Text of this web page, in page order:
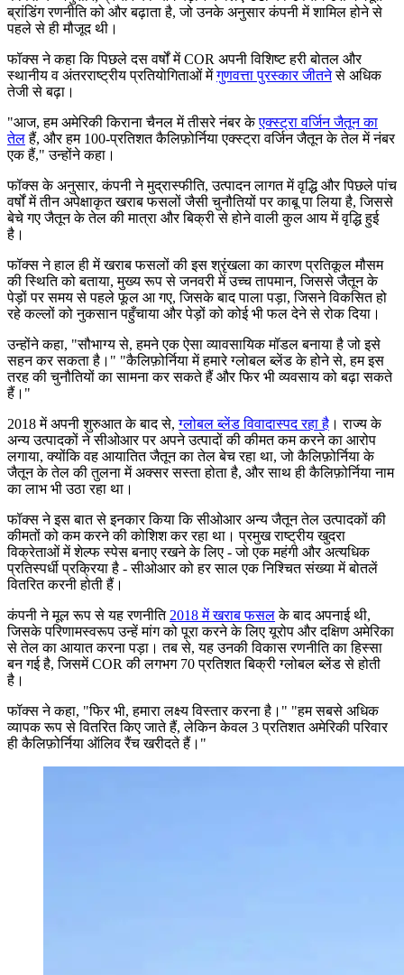
ब्रांडिंग रणनीति को और बढ़ाता है, जो उनके अनुसार कंपनी में शामिल होने से
पहले से ही मौजूद थी।
फॉक्स ने कहा कि पिछले दस वर्षों में COR अपनी विशिष्ट हरी बोतल और
स्थानीय व अंतरराष्ट्रीय प्रतियोगिताओं मेंगुणवत्ता पुरस्कार जीतनेसे अधिक
तेजी से बढ़ा।
"आज, हम अमेरिकी किराना चैनल में तीसरे नंबर केएक्स्ट्रा वर्जिन जैतून का
तेलहैं, और हम 100-प्रतिशत कैलिफ़ोर्निया एक्स्ट्रा वर्जिन जैतून के तेल में नंबर
एक हैं," उन्होंने कहा।
फॉक्स के अनुसार, कंपनी ने मुद्रास्फीति, उत्पादन लागत में वृद्धि और पिछले पांच
वर्षों में तीन अपेक्षाकृत खराब फसलों जैसी चुनौतियों पर काबू पा लिया है, जिससे
बेचे गए जैतून के तेल की मात्रा और बिक्री से होने वाली कुल आय में वृद्धि हुई
है।
फॉक्स ने हाल ही में खराब फसलों की इस श्रृंखला का कारण प्रतिकूल मौसम
की स्थिति को बताया, मुख्य रूप से जनवरी में उच्च तापमान, जिससे जैतून के
पेड़ों पर समय से पहले फूल आ गए, जिसके बाद पाला पड़ा, जिसने विकसित हो
रहे कल्लों को नुकसान पहुँचाया और पेड़ों को कोई भी फल देने से रोक दिया।
उन्होंने कहा, "सौभाग्य से, हमने एक ऐसा व्यावसायिक मॉडल बनाया है जो इसे
सहन कर सकता है।" "कैलिफ़ोर्निया में हमारे ग्लोबल ब्लेंड के होने से, हम इस
तरह की चुनौतियों का सामना कर सकते हैं और फिर भी व्यवसाय को बढ़ा सकते
हैं।"
2018 में अपनी शुरुआत के बाद से,ग्लोबल ब्लेंड विवादास्पद रहा है । राज्य के
अन्य उत्पादकों ने सीओआर पर अपने उत्पादों की कीमत कम करने का आरोप
लगाया, क्योंकि वह आयातित जैतून का तेल बेच रहा था, जो कैलिफ़ोर्निया के
जैतून के तेल की तुलना में अक्सर सस्ता होता है, और साथ ही कैलिफ़ोर्निया नाम
का लाभ भी उठा रहा था।
फॉक्स ने इस बात से इनकार किया कि सीओआर अन्य जैतून तेल उत्पादकों की
कीमतों को कम करने की कोशिश कर रहा था। प्रमुख राष्ट्रीय खुदरा
विक्रेताओं में शेल्फ स्पेस बनाए रखने के लिए - जो एक महंगी और अत्यधिक
प्रतिस्पर्धी प्रक्रिया है - सीओआर को हर साल एक निश्चित संख्या में बोतलें
वितरित करनी होती हैं।
कंपनी ने मूल रूप से यह रणनीति 2018 में खराब फसलके बाद अपनाई थी,
जिसके परिणामस्वरूप उन्हें मांग को पूरा करने के लिए यूरोप और दक्षिण अमेरिका
से तेल का आयात करना पड़ा। तब से, यह उनकी विकास रणनीति का हिस्सा
बन गई है, जिसमें COR की लगभग 70 प्रतिशत बिक्री ग्लोबल ब्लेंड से होती
है।
फॉक्स ने कहा, "फिर भी, हमारा लक्ष्य विस्तार करना है।" "हम सबसे अधिक
व्यापक रूप से वितरित किए जाते हैं, लेकिन केवल 3 प्रतिशत अमेरिकी परिवार
ही कैलिफ़ोर्निया ऑलिव रैंच खरीदते हैं।"